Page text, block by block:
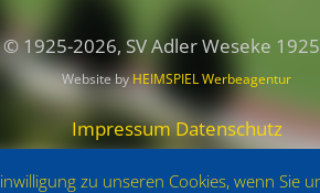
© 1925-2026, SV Adler Weseke
Website byHEIMSPIEL Werbeagentur
ImpressumDatenschutz
zu unseren Cookies, wenn Sie